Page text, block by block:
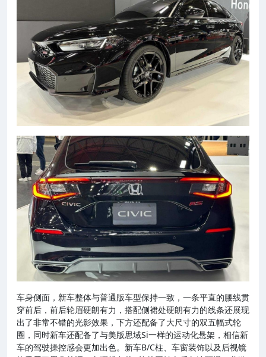
车身侧面，新车整体与普通版车型保持一致，一条平直的腰线贯
穿前后，前后轮眉硬朗有力，搭配侧裙处硬朗有力的线条还展现
出了非常不错的光影效果，下方还配备了大尺寸的双五幅式轮
圈，同时新车还配备了与美版思域Si一样的运动化悬架，相信新
车的驾驶操控感会更加出色。新车B/C柱、车窗装饰以及后视镜